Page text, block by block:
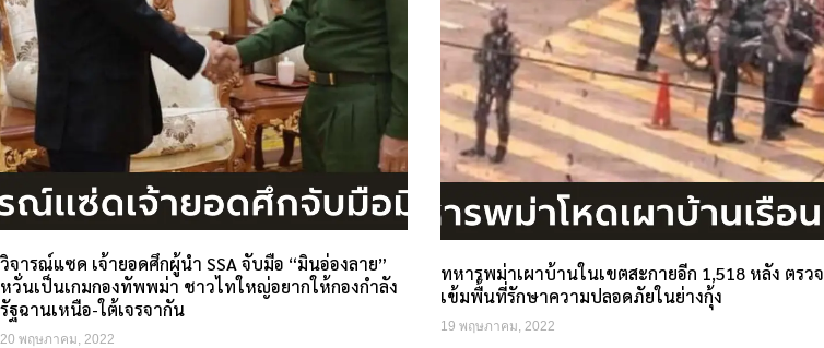
วิจารณ์แซด เจ้ายอดศึกผู้นำ SSA จับมือ “มินอ่องลาย”
หวั่นเป็นเกมกองทัพพม่า ชาวไทใหญ่อยากให้กองกำลัง
รัฐฉานเหนือ-ใต้เจรจากัน
20 พฤษภาคม, 2022
ทหารพม่าเผาบ้านในเขตสะกายอีก 1,518 หลัง ตรวจ
เข้มพื้นที่รักษาความปลอดภัยในย่างกุ้ง
19 พฤษภาคม, 2022